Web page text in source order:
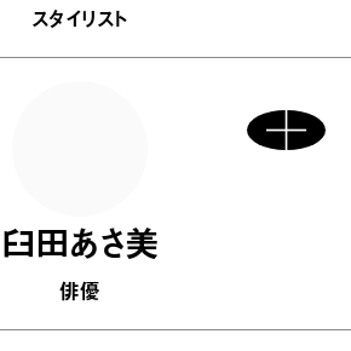
スタイリスト
臼田あさ美
俳優